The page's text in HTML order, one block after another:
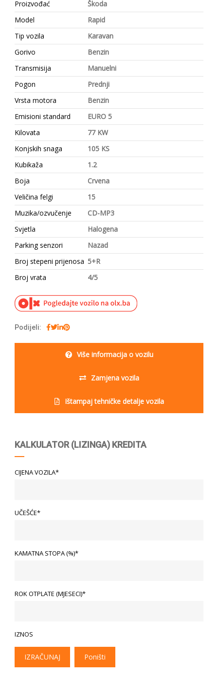
Proizvođać
Škoda
Model
Rapid
Tip vozila
Karavan
Gorivo
Benzin
Transmisija
Manuelni
Pogon
Prednji
Vrsta motora
Benzin
Emisioni standard
EURO 5
Kilovata
77 KW
Konjskih snaga
105 KS
Kubikaža
1.2
Boja
Crvena
Veličina felgi
15
Muzika/ozvučenje
CD-MP3
Svjetla
Halogena
Parking senzori
Nazad
Broj stepeni prijenosa 5+R
Broj vrata
4/5
Podijeli:
Više informacija o vozilu
Zamjena vozila
Ištampaj tehničke detalje vozila
KALKULATOR (LIZINGA) KREDITA
CIJENA VOZILA*
UČEŠĆE*
KAMATNA STOPA (%)*
ROK OTPLATE (MJESECI)*
IZNOS
IZRAČUNAJ Poništi